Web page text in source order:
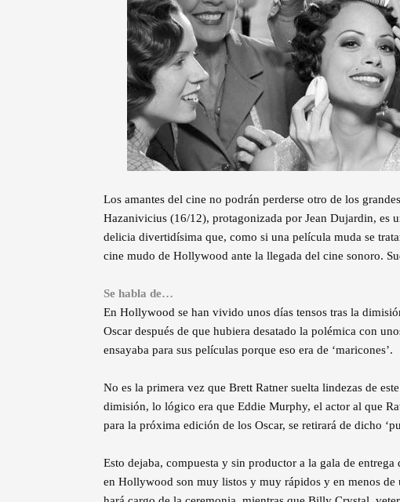
Los amantes del cine no podrán perderse otro de los
Hazanivicius (16/12), protagonizada por Jean Dujardin, es
delicia divertidísima que, como si una película muda se
cine mudo de Hollywood ante la llegada del cine sonoro.
Se habla de…
En Hollywood se han vivido unos días tensos tras la
Oscar después de que hubiera desatado la polémica con
ensayaba para sus películas porque eso era de ‘maricones’.
No es la primera vez que Brett Ratner suelta lindezas de
dimisión, lo lógico era que Eddie Murphy, el actor al que
para la próxima edición de los Oscar, se retirará de dicho
Esto dejaba, compuesta y sin productor a la gala de
en Hollywood son muy listos y muy rápidos y en menos de